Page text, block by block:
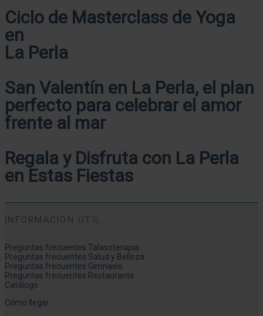
Ciclo de Masterclass de Yoga
en
La Perla
San Valentín en La Perla, el plan
perfecto para celebrar el amor
frente al mar
Regala y Disfruta con La Perla
en Estas Fiestas
INFORMACIÓN ÚTIL
Preguntas frecuentes Talasoterapia
Preguntas frecuentes Salud y Belleza
Preguntas frecuentes Gimnasio
Preguntas frecuentes Restaurante
Catálogo
Cómo llegar